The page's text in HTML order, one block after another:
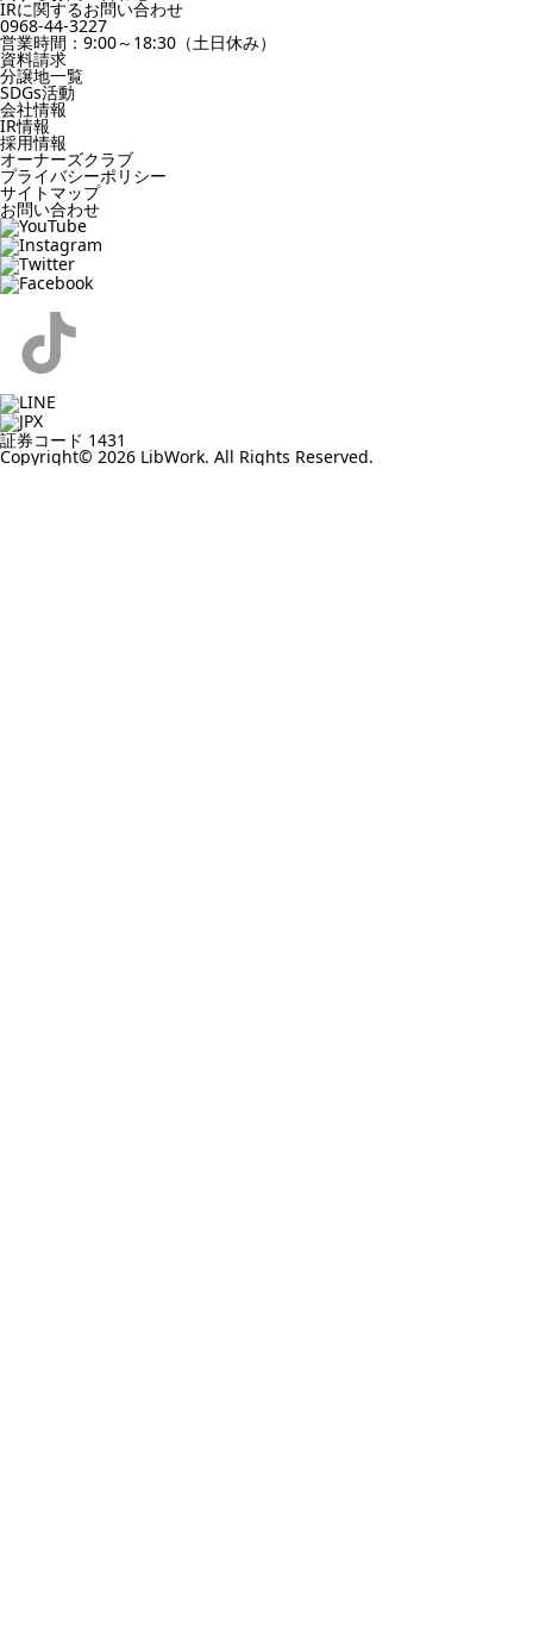
IRに関するお問い合わせ
0968-44-3227
営業時間：9:00～18:30（土日休み）
資料請求
分譲地一覧
SDGs活動
会社情報
IR情報
採用情報
オーナーズクラブ
プライバシーポリシー
サイトマップ
お問い合わせ
証券コード 1431
Copyright© 2026 LibWork. All Rights Reserved.